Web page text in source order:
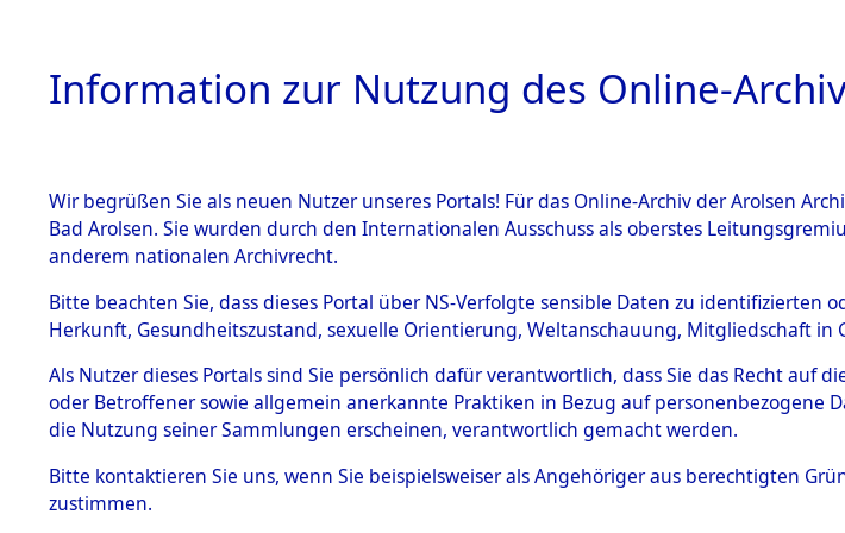
HOME BESTANDSBESCHREIBUNG ARCHIVALE
BESTÄNDE
Inhaftierungsdoku
mente
5. Verschiedenes
Todesmärsche
5.3.1 Alliierte
Auswertungen von Daten
Todesopfer und
Konzentrationslagern und
→0335 (84609524)
Information zur Nutzung des Online-
Wir begrüßen Sie als neuen Nutzer unseres Portals! Für das Online-Archiv der Arolsen
Bad Arolsen. Sie wurden durch den Internationalen Ausschuss als oberstes
anderem nationalen Archivrecht.
Bitte beachten Sie, dass dieses Portal über NS-Verfolgte sensible Daten zu
Herkunft, Gesundheitszustand, sexuelle Orientierung, Weltanschauung, Mitgliedschaft
Als Nutzer dieses Portals sind Sie persönlich dafür verantwortlich, dass Sie das Recht
oder Betroffener sowie allgemein anerkannte Praktiken in Bezug auf
die Nutzung seiner Sammlungen erscheinen, verantwortlich gemacht werden.
Bitte kontaktieren Sie uns, wenn Sie beispielsweiser als Angehöriger aus berechtigten
zustimmen.